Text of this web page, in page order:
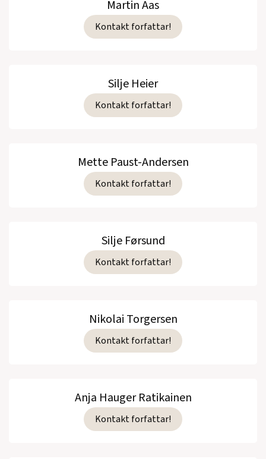
Martin Aas
Kontakt forfattar!
Silje Heier
Kontakt forfattar!
Mette Paust-Andersen
Kontakt forfattar!
Silje Førsund
Kontakt forfattar!
Nikolai Torgersen
Kontakt forfattar!
Anja Hauger Ratikainen
Kontakt forfattar!